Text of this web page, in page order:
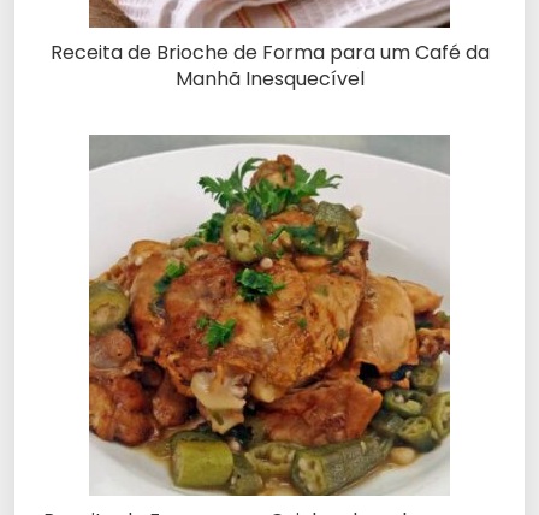
Receita de Brioche de Forma para um Café da
Manhã Inesquecível